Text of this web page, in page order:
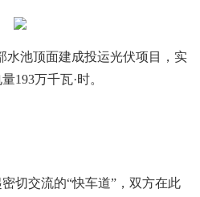
池顶面建成投运光伏项目，实
193万千瓦·时。
交流的“快车道”，双方在此